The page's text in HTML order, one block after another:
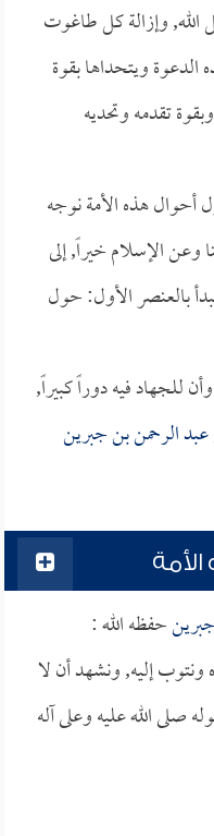
الله, وإزالة كل طاغوت
ويتحداها بقوة
تقدمه وتحديه
أحوال هذه الأمة نوجه
وعن الإسلام خيراً, إلى
بالعنصر الأول: حول
للجهاد فيه دوراً كبيراً,
عبد الرحمن بن جبرين
حفظه الله :
ونتوب إليه, ونشهد أن لا
صلى الله عليه وعلى آله